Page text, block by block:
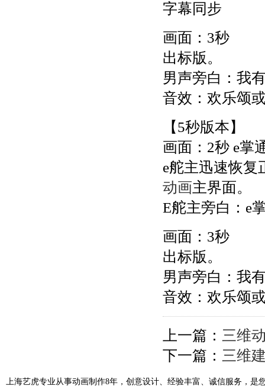
字幕同步
画面：3秒
出标版。
男声旁白：我
音效：欢乐颂
【5秒版本】
画面：2秒 e掌
e舵主迅速恢复
动画主界面。
E舵主旁白：e
画面：3秒
出标版。
男声旁白：我
音效：欢乐颂
上一篇： 三维
下一篇： 三维
上海艺虎专业从事动画制作8年，创意设计、经验丰富、诚信服务，是